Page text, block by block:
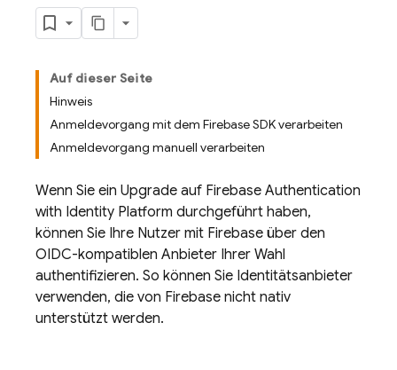
Auf dieser Seite
Hinweis
Anmeldevorgang mit dem Firebase SDK verarbeiten
Anmeldevorgang manuell verarbeiten
Wenn Sie ein Upgrade auf Firebase Authentication
with Identity Platform durchgeführt haben,
können Sie Ihre Nutzer mit Firebase über den
OIDC-kompatiblen Anbieter Ihrer Wahl
authentifizieren. So können Sie Identitätsanbieter
verwenden, die von Firebase nicht nativ
unterstützt werden.